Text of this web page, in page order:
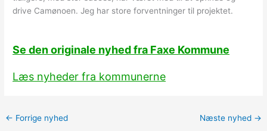
drive Camønoen. Jeg har store forventninger til projektet.
Se den originale nyhed fra Faxe Kommune
Læs nyheder fra kommunerne
← Forrige nyhed Næste nyhed →